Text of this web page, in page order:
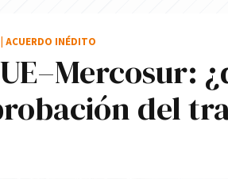
del
ACUERDO INÉDITO